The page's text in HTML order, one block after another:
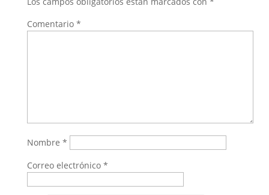
Comentario *
Nombre *
Correo electrónico *